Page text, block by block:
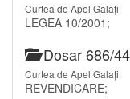
Curtea de Apel Galați
LEGEA 10/2001;
Dosar 686/
Curtea de Apel Galați
REVENDICARE;